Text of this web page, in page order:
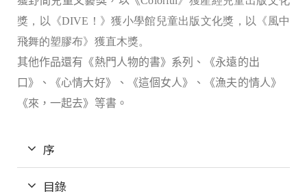
獎，以《DIVE！》獲小學館兒童出版文化獎，以《風中
飛舞的塑膠布》獲直木獎。
其他作品還有《熱門人物的書》系列、《永遠的出
口》、《心情大好》、《這個女人》、《漁夫的情人》
《來，一起去》等書。
序
目錄